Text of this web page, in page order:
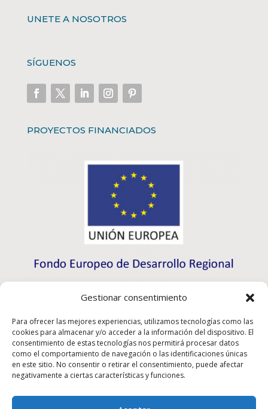
Gestionar consentimiento
Para ofrecer las mejores experiencias, utilizamos tecnologías como las
cookies para almacenar y/o acceder a la información del dispositivo. El
consentimiento de estas tecnologías nos permitirá procesar datos
como el comportamiento de navegación o las identificaciones únicas
en este sitio. No consentir o retirar el consentimiento, puede afectar
negativamente a ciertas características y funciones.
UNETE A NOSOTROS
SÍGUENOS
PROYECTOS FINANCIADOS